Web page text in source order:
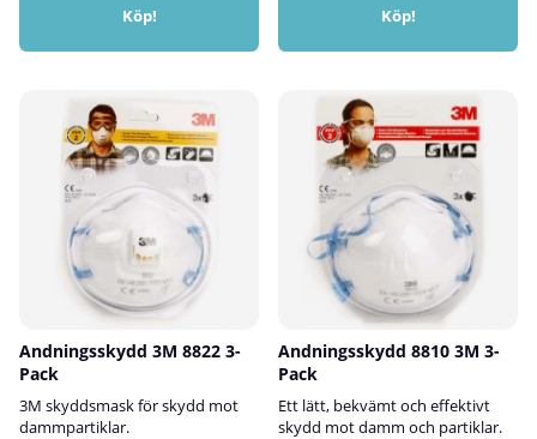
Köp! Köp!
Andningsskydd 3M 8822 3-
Pack
3M skyddsmask för skydd mot
dammpartiklar.
Andningsskydd 8810 3M 3-
Pack
Ett lätt, bekvämt och effektivt
skydd mot damm och partiklar.